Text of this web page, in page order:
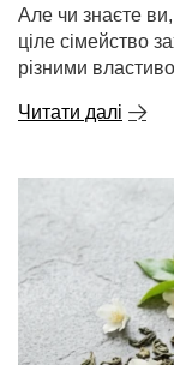
Але чи знаєте
ціле сімейство
різними
Читати далі